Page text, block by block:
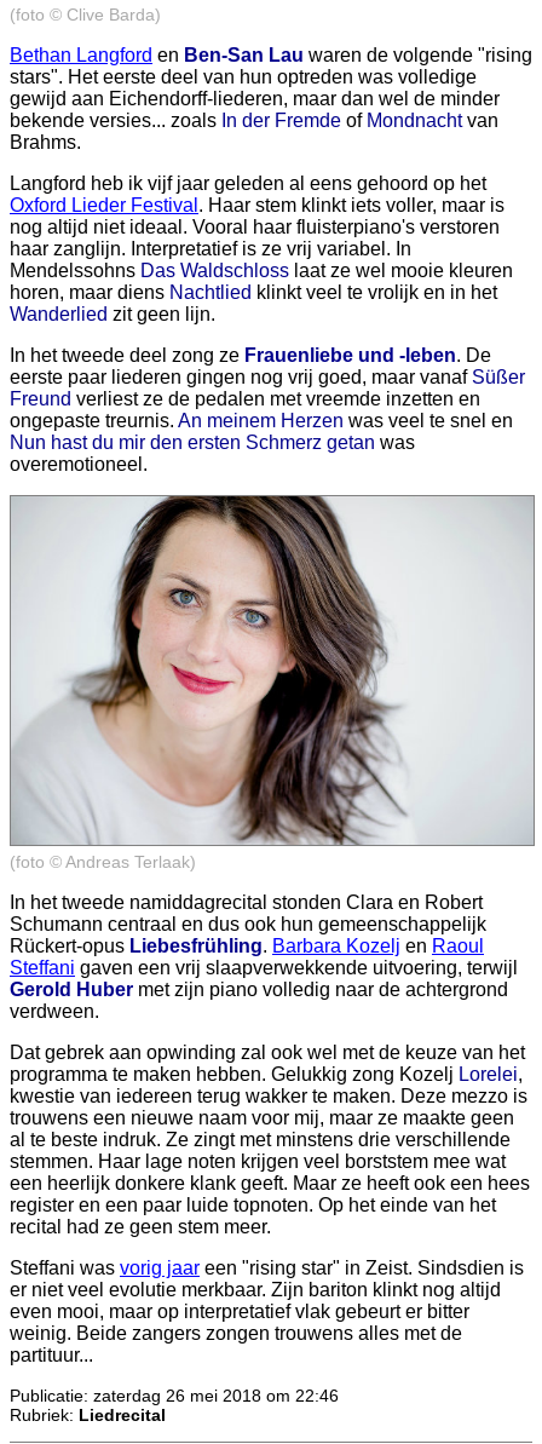
(foto © Clive Barda)
Bethan Langford en Ben-San Lau waren de volgende "rising
stars". Het eerste deel van hun optreden was volledige
gewijd aan Eichendorff-liederen, maar dan wel de minder
bekende versies... zoals In der Fremde of Mondnachtvan
Brahms.
Langford heb ik vijf jaar geleden al eens gehoord op het
Oxford Lieder Festival . Haar stem klinkt iets voller, maar is
nog altijd niet ideaal. Vooral haar fluisterpiano's verstoren
haar zanglijn. Interpretatief is ze vrij variabel. In
Mendelssohns Das Waldschloss laat ze wel mooie kleuren
horen, maar diens Nachtlied klinkt veel te vrolijk en in het
Wanderlied zit geen lijn.
In het tweede deel zong ze Frauenliebe und -leben. De
eerste paar liederen gingen nog vrij goed, maar vanaf Süßer
Freund verliest ze de pedalen met vreemde inzetten en
ongepaste treurnis. An meinem Herzen was veel te snel en
Nun hast du mir den ersten Schmerz getan was
overemotioneel.
(foto © Andreas Terlaak)
In het tweede namiddagrecital stonden Clara en Robert
Schumann centraal en dus ook hun gemeenschappelijk
Rückert-opus Liebesfrühling. Barbara Kozelj en Raoul
Steffani gaven een vrij slaapverwekkende uitvoering, terwijl
Gerold Huber met zijn piano volledig naar de achtergrond
verdween.
Dat gebrek aan opwinding zal ook wel met de keuze van het
programma te maken hebben. Gelukkig zong Kozelj Lorelei,
kwestie van iedereen terug wakker te maken. Deze mezzo is
trouwens een nieuwe naam voor mij, maar ze maakte geen
al te beste indruk. Ze zingt met minstens drie verschillende
stemmen. Haar lage noten krijgen veel borststem mee wat
een heerlijk donkere klank geeft. Maar ze heeft ook een hees
register en een paar luide topnoten. Op het einde van het
recital had ze geen stem meer.
Steffani was vorig jaar een "rising star" in Zeist. Sindsdien is
er niet veel evolutie merkbaar. Zijn bariton klinkt nog altijd
even mooi, maar op interpretatief vlak gebeurt er bitter
weinig. Beide zangers zongen trouwens alles met de
partituur...
Publicatie: zaterdag 26 mei 2018 om 22:46
Rubriek: Liedrecital